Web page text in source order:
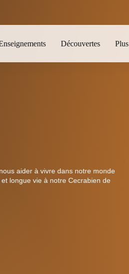
Découvertes Plus
aider à vivre dans notre monde
longue vie à notre Cecrabien de